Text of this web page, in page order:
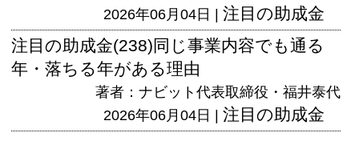
2026年06月04日 | 注目の助成金
注目の助成金(238)同じ事業内容でも通る
年・落ちる年がある理由
著者：ナビット代表取締役・福井泰代
2026年06月04日 | 注目の助成金